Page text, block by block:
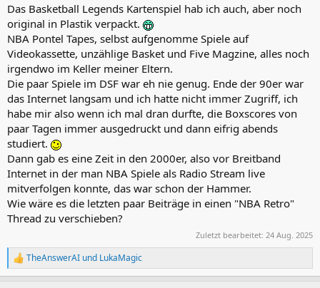
:
Das Basketball Legends Kartenspiel hab ich auch, aber noch
original in Plastik verpackt.
NBA Pontel Tapes, selbst aufgenomme Spiele auf
Videokassette, unzählige Basket und Five Magzine, alles noch
irgendwo im Keller meiner Eltern.
Die paar Spiele im DSF war eh nie genug. Ende der 90er war
das Internet langsam und ich hatte nicht immer Zugriff, ich
habe mir also wenn ich mal dran durfte, die Boxscores von
paar Tagen immer ausgedruckt und dann eifrig abends
studiert.
Dann gab es eine Zeit in den 2000er, also vor Breitband
Internet in der man NBA Spiele als Radio Stream live
mitverfolgen konnte, das war schon der Hammer.
Wie wäre es die letzten paar Beiträge in einen "NBA Retro"
Thread zu verschieben?
Zuletzt bearbeitet: 24 Aug. 2025
R
e
TheAnswerAI und LukaMagic